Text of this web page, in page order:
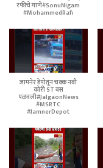
रफींचे गाणे#SonuNigam
#MohammedRafi
जामनेर डेपोतून चक्क नवी
कोरी ST बस
पळवली#JalgaonNews
#MSRTC
#JamnerDepot